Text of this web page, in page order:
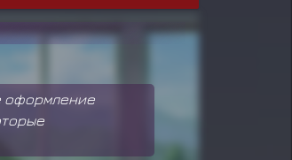
оформление